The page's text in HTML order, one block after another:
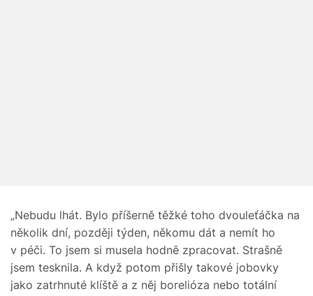
„Nebudu lhát. Bylo příšerně těžké toho dvouleťáčka na
několik dní, později týden, někomu dát a nemít ho
v péči. To jsem si musela hodně zpracovat. Strašně
jsem tesknila. A když potom přišly takové jobovky
jako zatrhnuté klíště a z něj borelióza nebo totální